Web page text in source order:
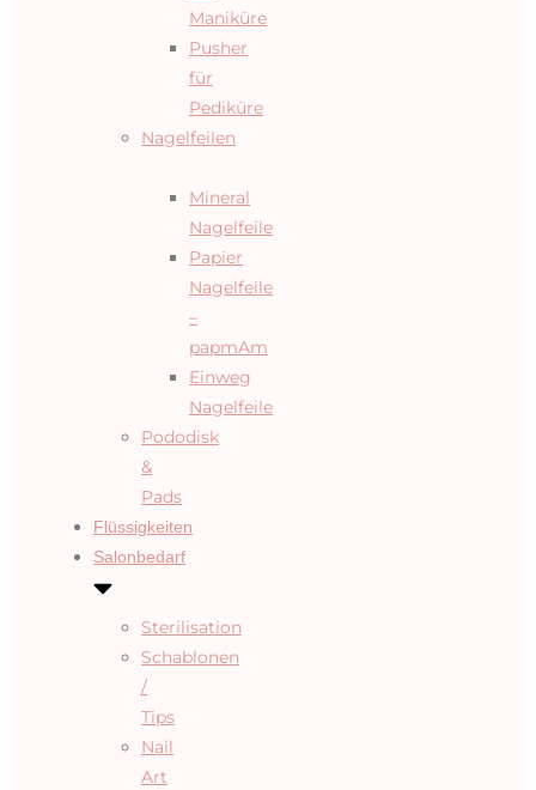
Maniküre
Pusher
für
Pediküre
Nagelfeilen
Mineral
Nagelfeile
Papier
Nagelfeile
–
papmAm
Einweg
Nagelfeile
Pododisk
&
Pads
Flüssigkeiten
Salonbedarf
Sterilisation
Schablonen
/
Tips
Nail
Art